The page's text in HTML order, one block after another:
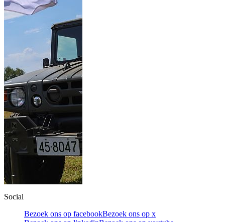
Social
Bezoek ons op facebookBezoek ons op x